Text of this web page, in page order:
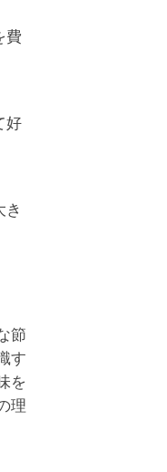
費
好
き
節
す
を
理